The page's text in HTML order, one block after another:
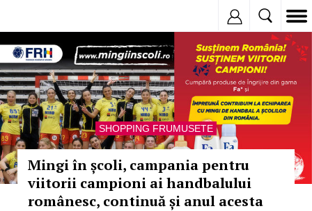
SHOPPING FRUMUSETE
Mingi în școli, campania pentru
viitorii campioni ai handbalului
românesc, continuă și anul acesta